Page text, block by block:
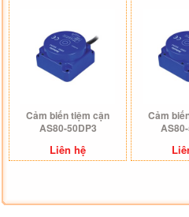
Cảm biến tiệm cận
AS80-50DP3
Liên hệ
Cảm